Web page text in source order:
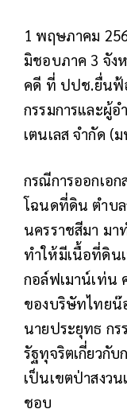
1 พฤษภาคม
มิชอบภาค 3 จัง
คดี ที่ ปปช.ยื่นฟ้
กรรมการและผู้
เตนเลส จำกัด (
กรณีการออกเอ
โฉนดที่ดิน ตำบล
นครราชสีมา มา
ทำให้มีเนื้อที่ดิน
กอล์ฟเมาน์เท่น
ของบริษัทไทยน๊
นายประยุทธ กร
รัฐทุจริตเกี่ยวกั
เป็นเขตป่าสงว
ชอบ